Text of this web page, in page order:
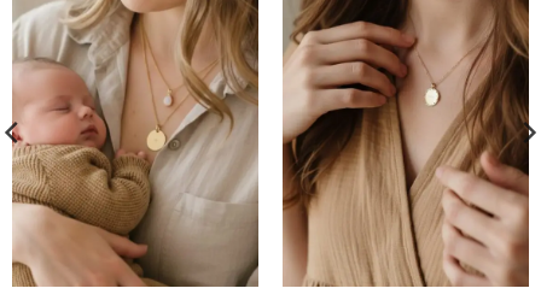
d’envies
d’envies